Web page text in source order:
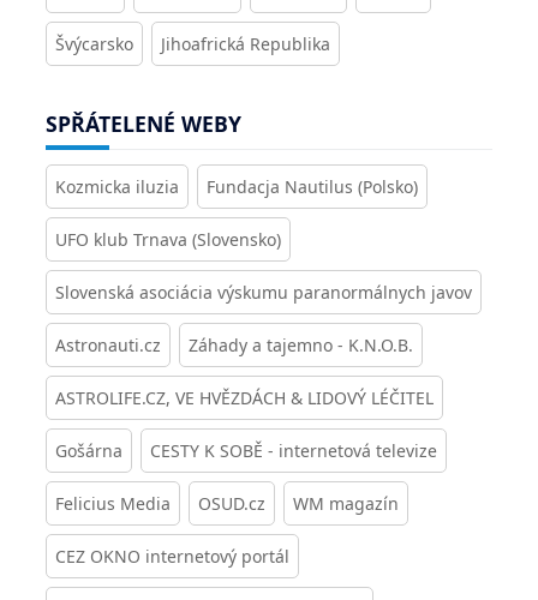
Švýcarsko Jihoafrická Republika
SPŘÁTELENÉ WEBY
Kozmicka iluzia Fundacja Nautilus (Polsko)
UFO klub Trnava (Slovensko)
Slovenská asociácia výskumu paranormálnych javov
Astronauti.cz Záhady a tajemno - K.N.O.B.
ASTROLIFE.CZ, VE HVĚZDÁCH & LIDOVÝ LÉČITEL
Gošárna CESTY K SOBĚ - internetová televize
Felicius Media OSUD.cz WM magazín
CEZ OKNO internetový portál